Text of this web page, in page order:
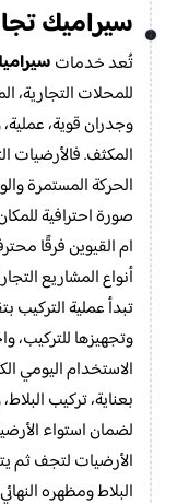
سيراميك
تُعد خدمات
للمحلات التجارية،
وجدران قوية،
المكثف. فالأرضيات
الحركة المستمرة
صورة احترافية
ام القيوين فرقًا
أنواع المشاريع
تبدأ عملية التركيب
وتجهيزها للتركيب،
الاستخدام اليومي
بعناية، تركيب
لضمان استواء
الأرضيات لتجف ثم
البلاط ومظهره